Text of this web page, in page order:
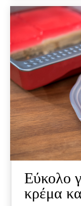
Εύκολο
κρέμα